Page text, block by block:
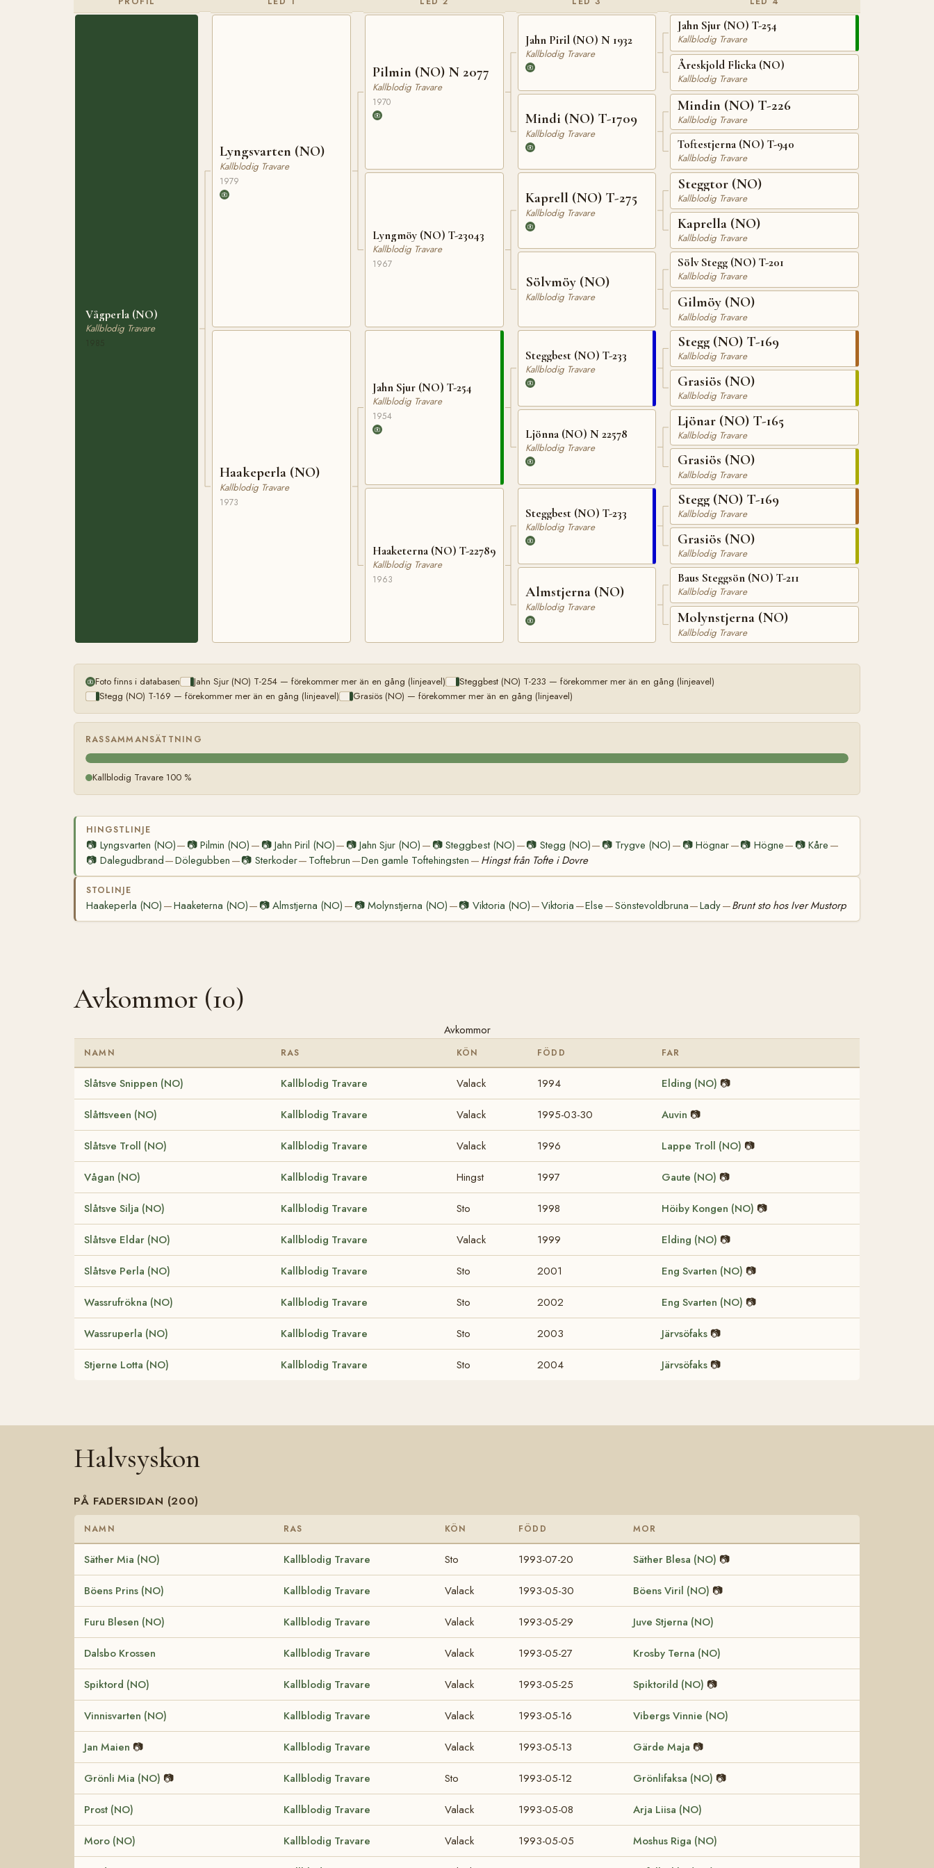
Vågperla (NO)
Kallblodig Travare
Lyngsvarten (NO)
Kallblodig Travare
1979
Haakeperla (NO)
Kallblodig Travare
1973
Pilmin (NO) N 2077
Kallblodig Travare
1970
Lyngmöy (NO) T-23043
Kallblodig Travare
1967
Jahn Sjur (NO) T-254
Kallblodig Travare
1954
Haaketerna (NO) T-22789
Kallblodig Travare
1963
Jahn Piril (NO) N 1932
Kallblodig Travare
Mindi (NO) T-1709
Kallblodig Travare
Kaprell (NO) T-275
Kallblodig Travare
Sölvmöy (NO)
Kallblodig Travare
Steggbest (NO) T-233
Kallblodig Travare
Ljönna (NO) N 22578
Kallblodig Travare
Steggbest (NO) T-233
Kallblodig Travare
Almstjerna (NO)
Kallblodig Travare
Jahn Sjur (NO) T-254
Kallblodig Travare
Åreskjold Flicka (NO)
Kallblodig Travare
Mindin (NO) T-226
Kallblodig Travare
Toftestjerna (NO) T-940
Kallblodig Travare
Steggtor (NO)
Kallblodig Travare
Kaprella (NO)
Kallblodig Travare
Sölv Stegg (NO) T-201
Kallblodig Travare
Gilmöy (NO)
Kallblodig Travare
Stegg (NO) T-169
Kallblodig Travare
Grasiös (NO)
Kallblodig Travare
Ljönar (NO) T-165
Kallblodig Travare
Grasiös (NO)
Kallblodig Travare
Stegg (NO) T-169
Kallblodig Travare
Grasiös (NO)
Kallblodig Travare
Baus Steggsön (NO) T-211
Kallblodig Travare
Molynstjerna (NO)
Kallblodig Travare
Foto finns i databasen Jahn Sjur (NO) T-254 — förekommer mer än en gång (linjeavel)
Steggbest (NO) T-233 — förekommer mer än en gång (linjeavel)
Stegg (NO) T-169 — förekommer mer än en gång (linjeavel)
Grasiös (NO) — förekommer mer än en gång (linjeavel)
RASSAMMANSÄTTNING
Kallblodig Travare 100 %
HINGSTLINJE
📷 Lyngsvarten (NO)— 📷Pilmin (NO) — 📷Jahn Piril (NO)— 📷 Jahn Sjur (NO) — 📷Steggbest (NO) —📷 Stegg (NO)— 📷 Trygve (NO) — 📷Högnar—📷 Högne— 📷Kåre —
📷 Dalegudbrand—Dölegubben —📷 Sterkoder— Toftebrun —Den gamle Toftehingsten — Hingst från Tofte i Dovre
STOLINJE
Haakeperla (NO) —Haaketerna (NO)— 📷Almstjerna (NO) — 📷Molynstjerna (NO) —📷 Viktoria (NO)—Viktoria —Else —Sönstevoldbruna—Lady—Brunt sto hos Iver Mustorp
Avkommor (10)
Avkommor
NAMN RAS KÖN FÖDD FAR
Slåtsve Snippen (NO) Kallblodig Travare Valack 1994 Elding (NO) 📷
Slåttsveen (NO) Kallblodig Travare Valack 1995-03-30 Auvin 📷
Slåtsve Troll (NO) Kallblodig Travare Valack 1996 Lappe Troll (NO) 📷
Vågan (NO) Kallblodig Travare Hingst 1997 Gaute (NO) 📷
Slåtsve Silja (NO) Kallblodig Travare Sto 1998 Höiby Kongen (NO) 📷
Slåtsve Eldar (NO) Kallblodig Travare Valack 1999 Elding (NO) 📷
Slåtsve Perla (NO) Kallblodig Travare Sto 2001 Eng Svarten (NO) 📷
Wassrufrökna (NO) Kallblodig Travare Sto 2002 Eng Svarten (NO) 📷
Wassruperla (NO) Kallblodig Travare Sto 2003 Järvsöfaks 📷
Stjerne Lotta (NO) Kallblodig Travare Sto 2004 Järvsöfaks 📷
Halvsyskon
PÅ FADERSIDAN (200)
NAMN RAS KÖN FÖDD MOR
Säther Mia (NO) Kallblodig Travare Sto 1993-07-20 Säther Blesa (NO) 📷
Böens Prins (NO) Kallblodig Travare Valack 1993-05-30 Böens Viril (NO) 📷
Furu Blesen (NO) Kallblodig Travare Valack 1993-05-29 Juve Stjerna (NO)
Dalsbo Krossen Kallblodig Travare Valack 1993-05-27 Krosby Terna (NO)
Spiktord (NO) Kallblodig Travare Valack 1993-05-25 Spiktorild (NO) 📷
Vinnisvarten (NO) Kallblodig Travare Valack 1993-05-16 Vibergs Vinnie (NO)
Jan Maien 📷 Kallblodig Travare Valack 1993-05-13 Gärde Maja 📷
Grönli Mia (NO) 📷 Kallblodig Travare Sto 1993-05-12 Grönlifaksa (NO) 📷
Prost (NO) Kallblodig Travare Valack 1993-05-08 Arja Liisa (NO)
Moro (NO) Kallblodig Travare Valack 1993-05-05 Moshus Riga (NO)